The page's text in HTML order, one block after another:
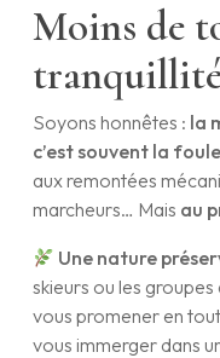
Moins de
Soyons honnêtes : la
c’est souvent la foule
aux remontées
marcheurs… Mais au
Une nature
skieurs ou les
vous promener en
vous immerger dans